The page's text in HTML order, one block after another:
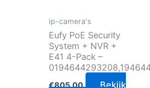
ip-camera's
Eufy PoE Security
System + NVR +
E41 4-Pack –
€805.00
Bekijk